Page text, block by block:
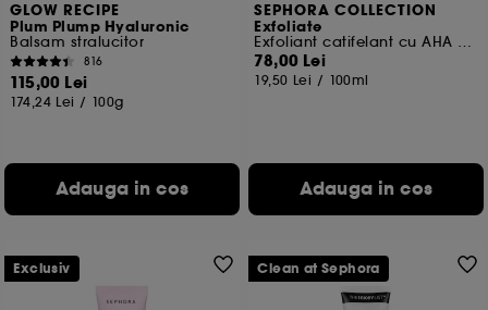
GLOW RECIPE
Plum Plump Hyaluronic
Balsam stralucitor
816
115,00 Lei
174,24 Lei / 100g
Adauga in cos
SEPHORA COLLECTION
Exfoliate
Exfoliant catifelant cu AHA pentru corp
78,00 Lei
19,50 Lei / 100ml
Adauga in cos
Exclusiv Clean at Sephora